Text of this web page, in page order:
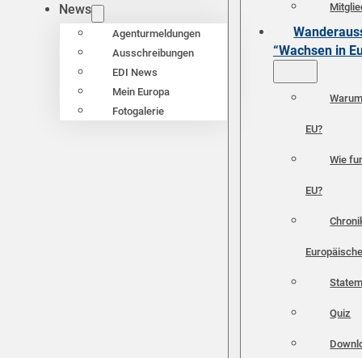
News
Agenturmeldungen
Ausschreibungen
EDI News
Mein Europa
Fotogalerie
“Wachsen in
EU?
Wie
EU?
Quiz